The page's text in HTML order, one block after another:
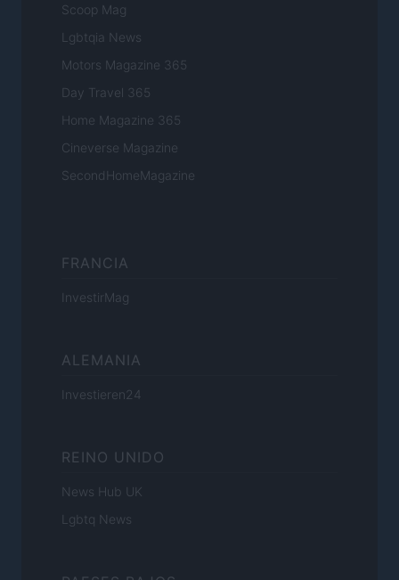
Scoop Mag
Lgbtqia News
Motors Magazine 365
Day Travel 365
Home Magazine 365
Cineverse Magazine
SecondHomeMagazine
FRANCIA
InvestirMag
ALEMANIA
Investieren24
REINO UNIDO
News Hub UK
Lgbtq News